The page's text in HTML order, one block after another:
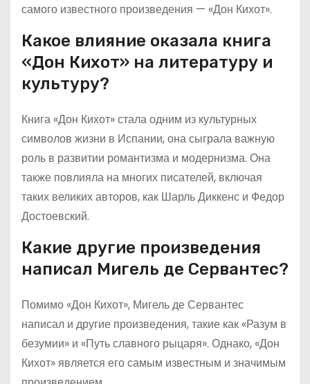
самого известного произведения — «Дон Кихот».
Какое влияние оказала книга
«Дон Кихот» на литературу и
культуру?
Книга «Дон Кихот» стала одним из культурных
символов жизни в Испании, она сыграла важную
роль в развитии романтизма и модернизма. Она
также повлияла на многих писателей, включая
таких великих авторов, как Шарль Диккенс и Федор
Достоевский.
Какие другие произведения
написал Мигель де Сервантес?
Помимо «Дон Кихот», Мигель де Сервантес
написал и другие произведения, такие как «Разум в
безумии» и «Путь славного рыцаря». Однако, «Дон
Кихот» является его самым известным и значимым